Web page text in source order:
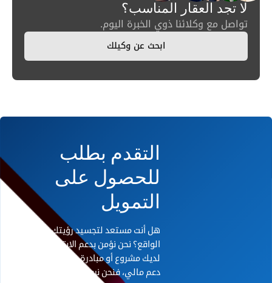
لا تجد العقار المناسب؟
تواصل مع وكلائنا ذوي الخبرة اليوم.
ابحث عن وكيلك
التقدم بطلب
للحصول على
التمويل
هل أنت مستعد لتجسيد رؤيتك على أرض
الواقع؟ نحن نؤمن بدعم الابتكار. إذا كان
لديك مشروع أو مبادرة رائدة تحتاج إلى
دعم مالي، فنحن نريد أن نسمع منك.